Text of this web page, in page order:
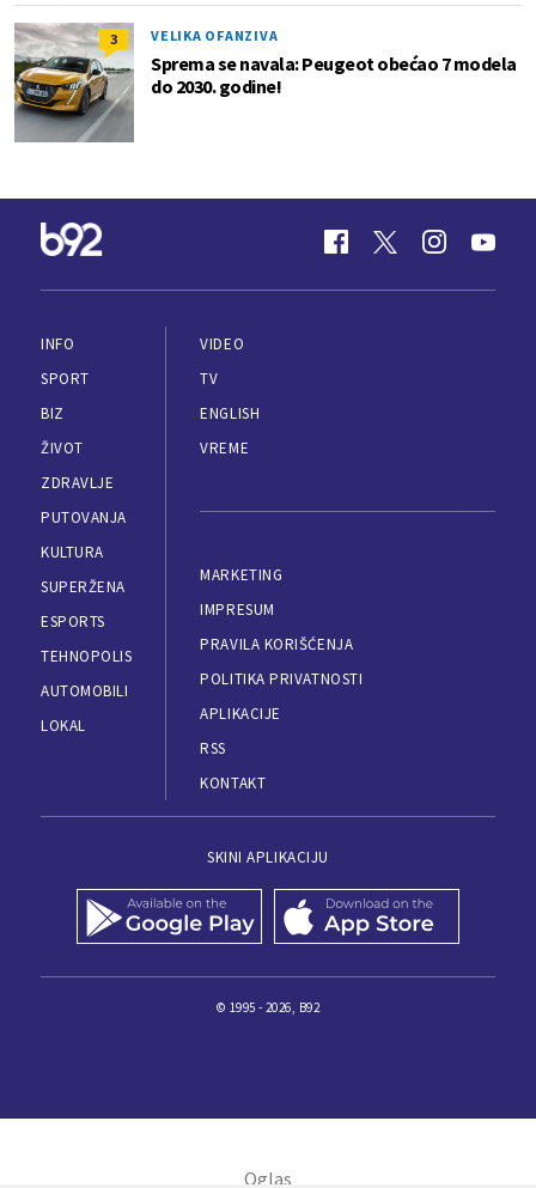
3 VELIKA OFANZIVA
Sprema se navala: Peugeot obećao 7 modela
do 2030. godine!
INFO
SPORT
BIZ
ŽIVOT
ZDRAVLJE
PUTOVANJA
KULTURA
SUPERŽENA
ESPORTS
TEHNOPOLIS
AUTOMOBILI
LOKAL
VIDEO
TV
ENGLISH
VREME
MARKETING
IMPRESUM
PRAVILA KORIŠĆENJA
POLITIKA PRIVATNOSTI
APLIKACIJE
RSS
KONTAKT
SKINI APLIKACIJU
© 1995 - 2026, B92